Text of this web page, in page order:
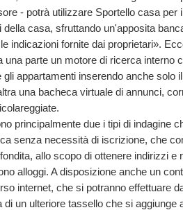
- potrà utilizzare Sportello casa per
della casa, sfruttando un'apposita
indicazioni fornite dai proprietari».
una parte un motore di ricerca interno
gli appartamenti inserendo anche solo
una bacheca virtuale di annunci,
principalmente due i tipi di indagine
senza necessità di iscrizione, che
allo scopo di ottenere indirizzi e
alloggi. A disposizione anche un
internet, che si potranno effettuare
di un ulteriore tassello che si aggiunge